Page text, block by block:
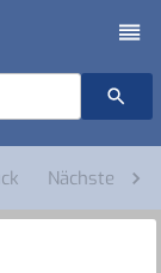
Nächste